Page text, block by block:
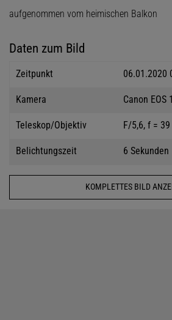
aufgenommen vom heimischen Balkon
Daten zum Bild
Zeitpunkt 06.01.2020
Kamera Canon EOS
Teleskop/Objektiv F/5,6, f =
Belichtungszeit 6 Sekunden
KOMPLETTES BILD